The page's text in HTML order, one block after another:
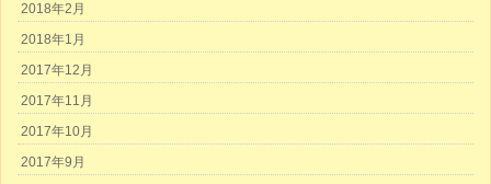
2018年2月
2018年1月
2017年12月
2017年11月
2017年10月
2017年9月